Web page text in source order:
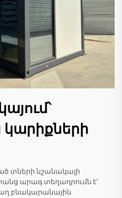
տների նշանակալի
արագ տեղադրումն է՝
բնակարանային